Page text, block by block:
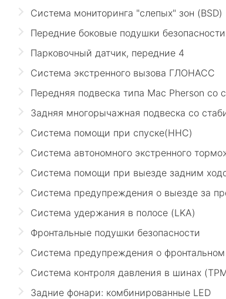
Система мониторинга "слепых" зон (BSD)
Передние боковые подушки безопасности
Парковочный датчик, передние 4
Система экстренного вызова ГЛОНАСС
Передняя подвеска типа Mac Pherson со
Задняя многорычажная подвеска со
Система помощи при спуске(HHC)
Система автономного экстренного
Система помощи при выезде задним
Система предупреждения о выезде за
Система удержания в полосе (LKA)
Фронтальные подушки безопасности
Система предупреждения о фронтальном
Система контроля давления в шинах
Задние фонари: комбинированные LED